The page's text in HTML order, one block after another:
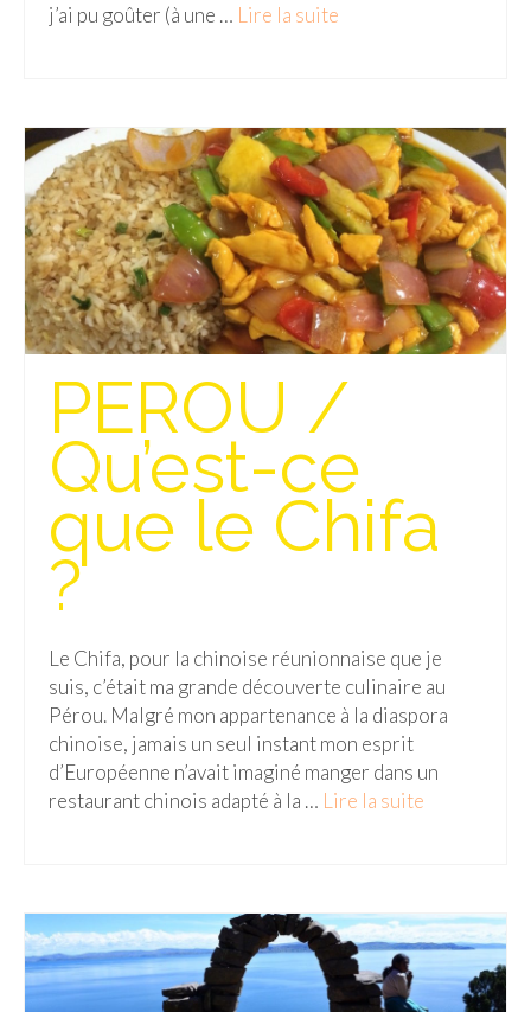
j’ai pu goûter (à une … Lire la suite­­
PEROU /
Qu’est-ce
que le Chifa
?
Le Chifa, pour la chinoise réunionnaise que je
suis, c’était ma grande découverte culinaire au
Pérou. Malgré mon appartenance à la diaspora
chinoise, jamais un seul instant mon esprit
d’Européenne n’avait imaginé manger dans un
restaurant chinois adapté à la … Lire la suite­­